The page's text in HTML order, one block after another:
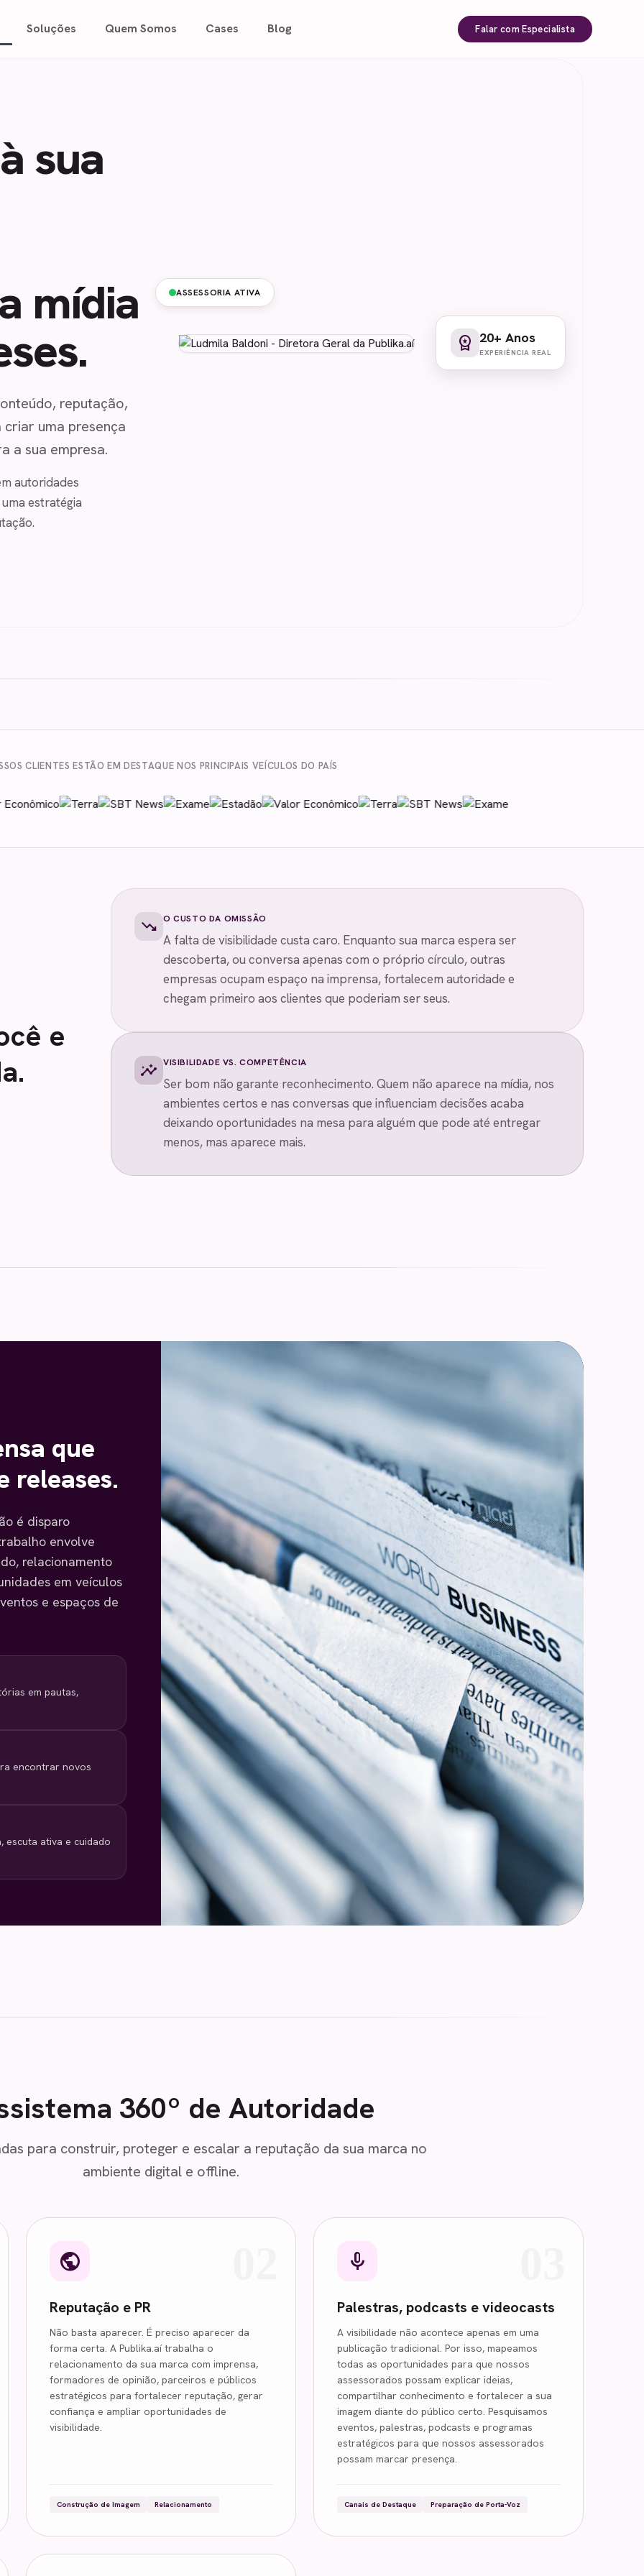
Soluções Quem Somos Cases Blog Falar com Especialista
sua
mídia
reputação,
uma presença
a sua empresa.
autoridades
estratégia
ASSESSORIA ATIVA
workspace_premium 20+ Anos
EXPERIÊNCIA REAL
CLIENTES ESTÃO EM DESTAQUE NOS PRINCIPAIS VEÍCULOS DO PAÍS
e
trending_down O CUSTO DA OMISSÃO
A falta de visibilidade custa caro. Enquanto sua marca espera ser
descoberta, ou conversa apenas com o próprio círculo, outras
empresas ocupam espaço na imprensa, fortalecem autoridade e
chegam primeiro aos clientes que poderiam ser seus.
insights VISIBILIDADE VS. COMPETÊNCIA
Ser bom não garante reconhecimento. Quem não aparece na mídia, nos
ambientes certos e nas conversas que influenciam decisões acaba
deixando oportunidades na mesa para alguém que pode até entregar
menos, mas aparece mais.
que
releases.
é disparo
envolve
relacionamento
em veículos
e espaços de
em pautas,
encontrar novos
escuta ativa e cuidado
360º de Autoridade
para construir, proteger e escalar a reputação da sua marca no
ambiente digital e offline.
public
Reputação e PR
Não basta aparecer. É preciso aparecer da
forma certa. A Publika.aí trabalha o
relacionamento da sua marca com imprensa,
formadores de opinião, parceiros e públicos
estratégicos para fortalecer reputação, gerar
confiança e ampliar oportunidades de
visibilidade.
Construção de Imagem Relacionamento
mic
Palestras, podcasts e videocasts
A visibilidade não acontece apenas em uma
publicação tradicional. Por isso, mapeamos
todas as oportunidades para que nossos
assessorados possam explicar ideias,
compartilhar conhecimento e fortalecer a sua
imagem diante do público certo. Pesquisamos
eventos, palestras, podcasts e programas
estratégicos para que nossos assessorados
possam marcar presença.
Canais de Destaque Preparação de Porta-Voz